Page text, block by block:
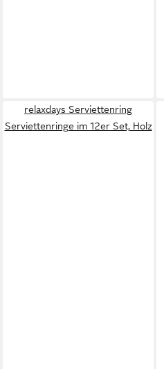
relaxdays Serviettenring
Serviettenringe im 12er Set, Holz